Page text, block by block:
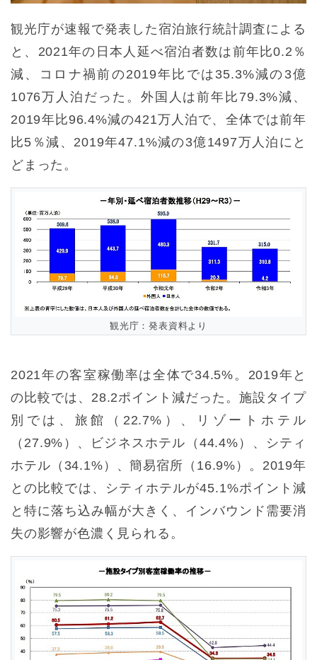
観光庁が速報で発表した宿泊旅行統計調査による
と、2021年の日本人延べ宿泊者数は前年比0.2％
減、コロナ禍前の2019年比では35.3%減の3億
1076万人泊だった。外国人は前年比79.3%減、
2019年比96.4%減の421万人泊で、全体では前年
比5％減、2019年47.1%減の3億1497万人泊にと
どまった。
観光庁：発表資料より
2021年の客室稼働率は全体で34.5%。2019年と
の比較では、28.2ポイント減だった。施設タイプ
別では、旅館（22.7%）、リゾートホテル
（27.9%）、ビジネスホテル（44.4%）、シティ
ホテル（34.1%）、簡易宿所（16.9%）。2019年
との比較では、シティホテルが45.1%ポイント減
と特に落ち込み幅が大きく、インバウンド需要消
失の影響が色濃く見られる。